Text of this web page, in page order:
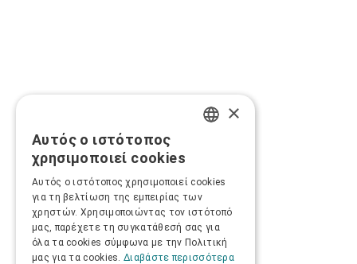
×
Αυτός ο ιστότοπος
χρησιμοποιεί cookies
Αυτός ο ιστότοπος χρησιμοποιεί cookies
για τη βελτίωση της εμπειρίας των
χρηστών. Χρησιμοποιώντας τον ιστότοπό
μας, παρέχετε τη συγκατάθεσή σας για
όλα τα cookies σύμφωνα με την Πολιτική
μας για τα cookies. Διαβάστε περισσότερα